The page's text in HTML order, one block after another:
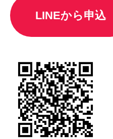
LINEから申込